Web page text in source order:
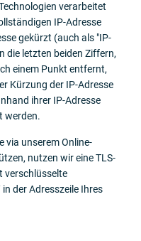
verarbeitet
IP-Adresse
gekürzt (auch als "IP-
die letzten beiden Ziffern,
einem Punkt entfernt,
Kürzung der IP-Adresse
ihrer IP-Adresse
werden.
via unserem Online-
nutzen wir eine TLS-
verschlüsselte
der Adresszeile Ihres